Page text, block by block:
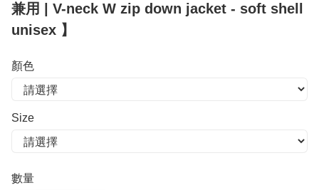
兼用 | V-neck W zip down jacket - soft shell
unisex 】
顏色
Size
數量